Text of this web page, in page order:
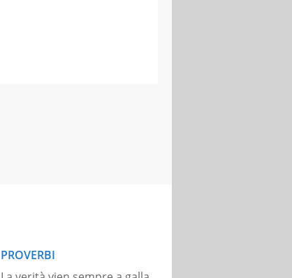
PROVERBI